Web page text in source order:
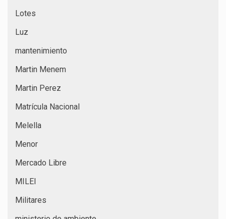
Lotes
Luz
mantenimiento
Martin Menem
Martin Perez
Matrícula Nacional
Melella
Menor
Mercado Libre
MILEI
Militares